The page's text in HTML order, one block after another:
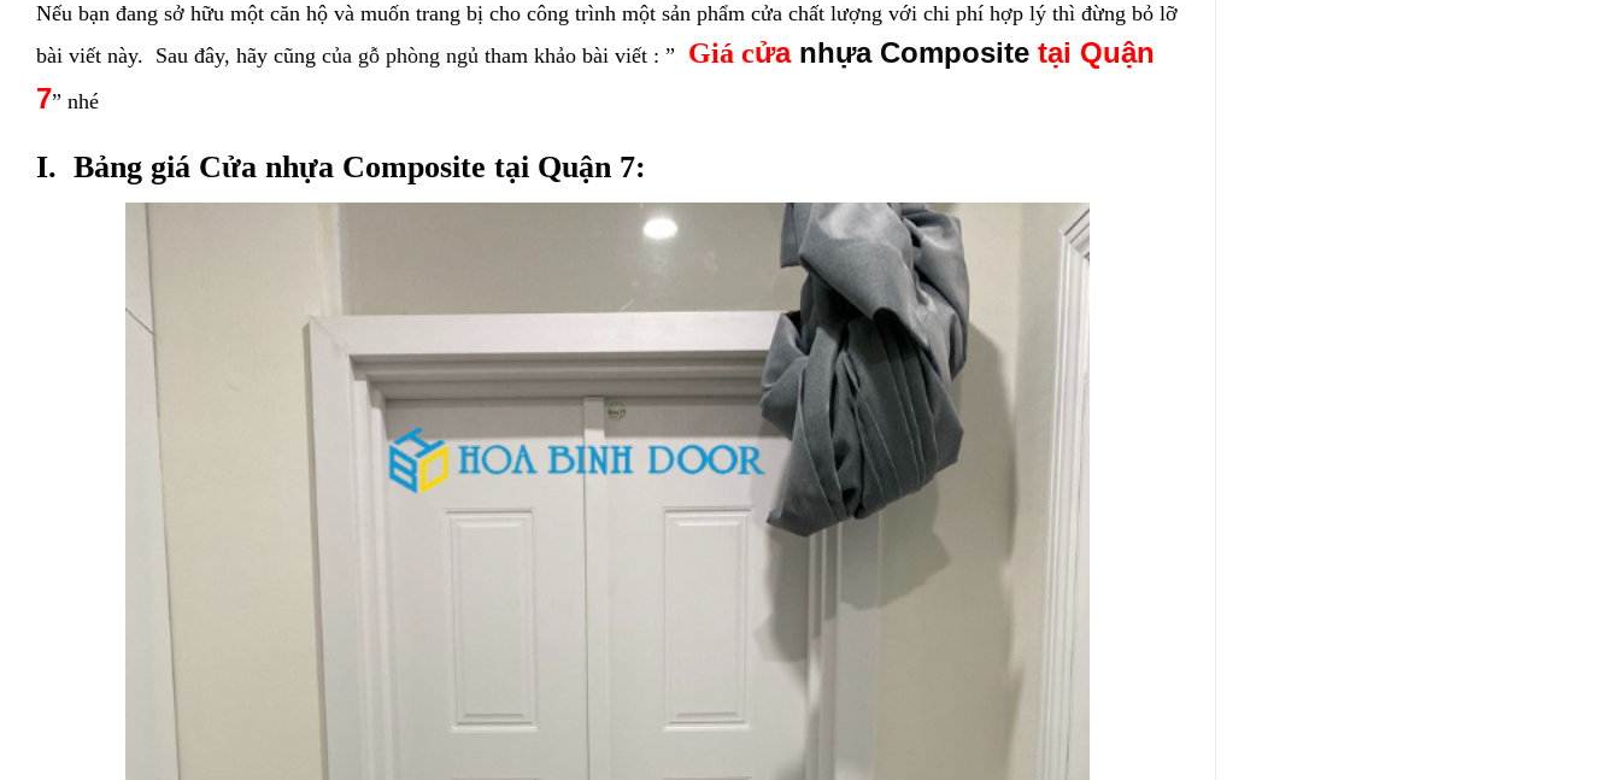
Nếu bạn đang sở hữu một căn hộ và muốn trang bị cho công trình một sản phẩm cửa chất lượng với chi phí hợp lý thì đừng bỏ lỡ
bài viết này. Sau đây, hãy cũng của gỗ phòng ngủ tham khảo bài viết : ” Giá cửa nhựa Composite tại Quận
7” nhé
I. Bảng giá Cửa nhựa Composite tại Quận 7: